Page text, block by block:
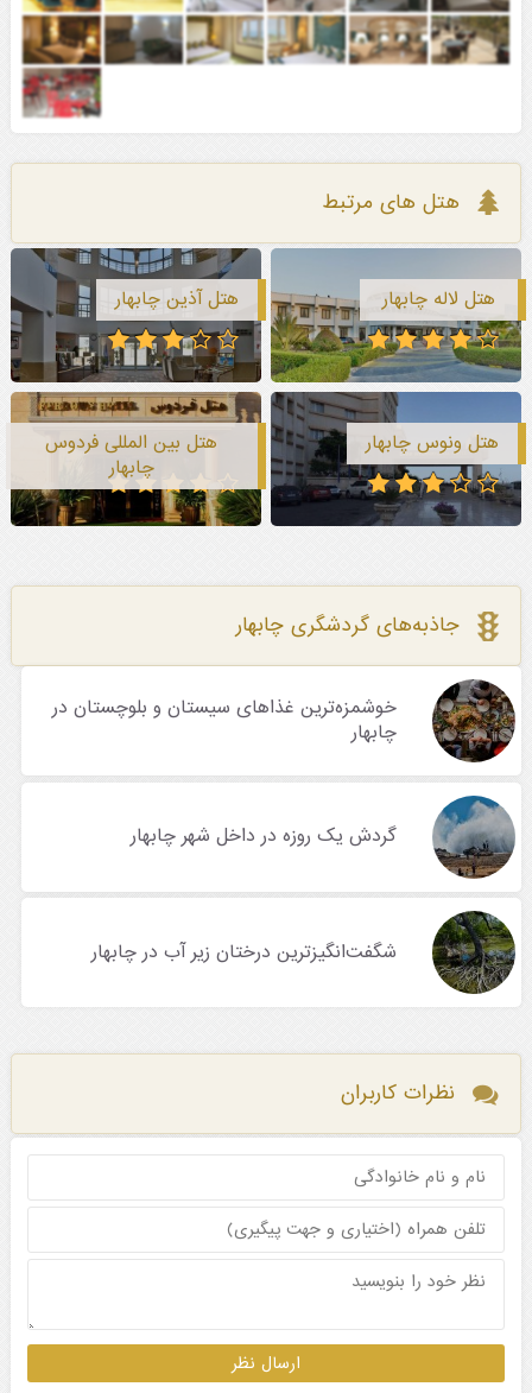
هتل های مرتبط
هتل لاله چابهار هتل آذین چابهار
هتل ونوس چابهار
هتل بین المللی فردوس
چابهار
جاذبه‌های گردشگری چابهار
خوشمزه‌ترین غذاهای سیستان و بلوچستان در
چابهار
گردش یک روزه در داخل شهر چابهار
شگفت‌انگیزترین درختان زیر آب در چابهار
نظرات کاربران